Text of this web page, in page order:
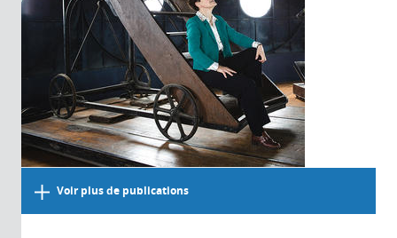
Voir plus de publications